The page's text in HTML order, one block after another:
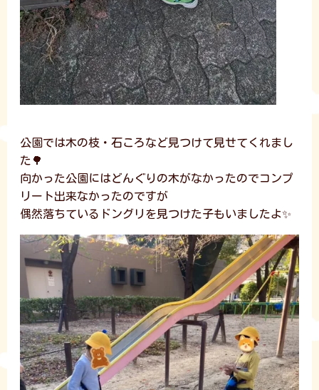
公園では木の枝・石ころなど見つけて見せてくれまし
た🌳
向かった公園にはどんぐりの木がなかったのでコンプ
リート出来なかったのですが
偶然落ちているドングリを見つけた子もいましたよ✨